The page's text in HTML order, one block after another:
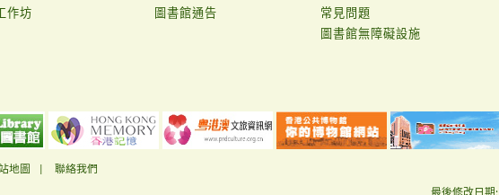
作坊
圖書館通告
常見問題
圖書館無障礙設施
地圖 聯絡我們